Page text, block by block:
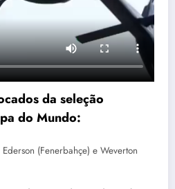
da seleção
do Mundo:
(Fenerbahçe) e Weverton